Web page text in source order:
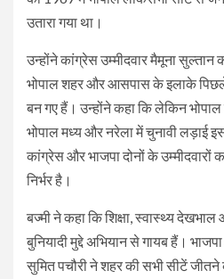
उतारा गया था।
उन्होंने कांग्रेस उम्मीदवार मैमूना सुल्तान
भोपाल शहर और आसपास के इलाके
बन गए हैं। उन्होंने कहा कि लेकिन भोपाल
भोपाल मध्य और नरेला में चुनावी लड़ाई
कांग्रेस और भाजपा दोनों के उम्मीदवारों
निर्भर है।
बज्मी ने कहा कि शिक्षा, स्वास्थ्य
बुनियादी मुद्दे अभियान से गायब हैं।
सुमित पचौरी ने शहर की सभी सीटें